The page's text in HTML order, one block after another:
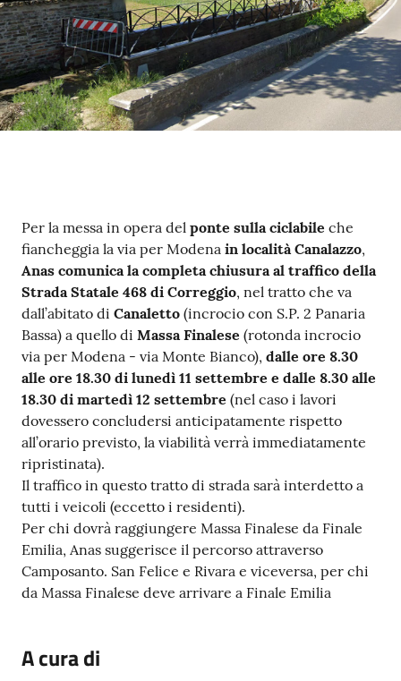
Tutti
gli
argomenti...
Contenuto
Per la messa in opera del ponte sulla ciclabile che
fiancheggia la via per Modena in località Canalazzo,
Anas comunica la completa chiusura al traffico della
Strada Statale 468 di Correggio, nel tratto che va
dall’abitato di Canaletto (incrocio con S.P. 2 Panaria
Bassa) a quello di Massa Finalese (rotonda incrocio
via per Modena - via Monte Bianco), dalle ore 8.30
alle ore 18.30 di lunedì 11 settembre e dalle 8.30 alle
18.30 di martedì 12 settembre (nel caso i lavori
dovessero concludersi anticipatamente rispetto
all’orario previsto, la viabilità verrà immediatamente
ripristinata).
Il traffico in questo tratto di strada sarà interdetto a
tutti i veicoli (eccetto i residenti).
Per chi dovrà raggiungere Massa Finalese da Finale
Emilia, Anas suggerisce il percorso attraverso
Camposanto. San Felice e Rivara e viceversa, per chi
da Massa Finalese deve arrivare a Finale Emilia
A cura di